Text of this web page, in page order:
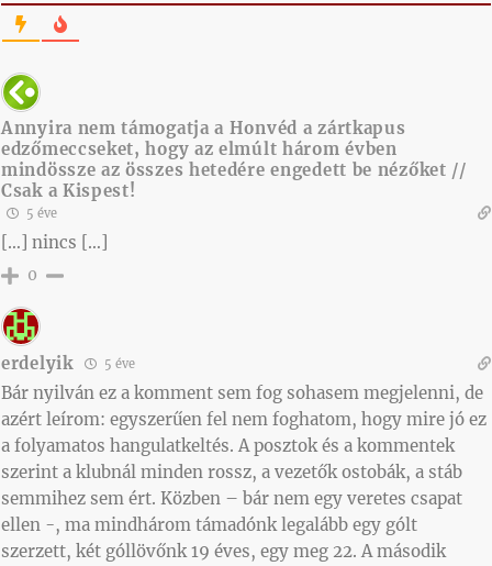
Annyira nem támogatja a Honvéd a zártkapus
edzőmeccseket, hogy az elmúlt három évben
mindössze az összes hetedére engedett be nézőket //
Csak a Kispest!
5 éve
[…] nincs […]
0
erdelyik 5 éve
Bár nyilván ez a komment sem fog sohasem megjelenni, de
azért leírom: egyszerűen fel nem foghatom, hogy mire jó ez
a folyamatos hangulatkeltés. A posztok és a kommentek
szerint a klubnál minden rossz, a vezetők ostobák, a stáb
semmihez sem ért. Közben – bár nem egy veretes csapat
ellen -, ma mindhárom támadónk legalább egy gólt
szerzett, két góllövőnk 19 éves, egy meg 22. A második